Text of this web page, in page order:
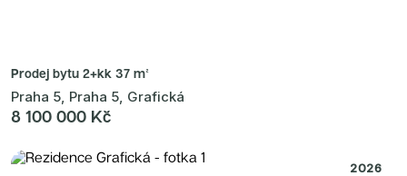
Prodej bytu 2+kk 37 m²
Praha 5, Praha 5, Grafická
8 100 000 Kč
2026